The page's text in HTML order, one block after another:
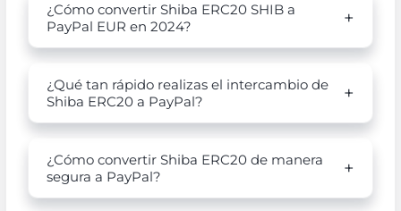
¿Cómo convertir Shiba ERC20 SHIB a
PayPal EUR en 2024?
¿Qué tan rápido realizas el intercambio de
Shiba ERC20 a PayPal?
¿Cómo convertir Shiba ERC20 de manera
segura a PayPal?